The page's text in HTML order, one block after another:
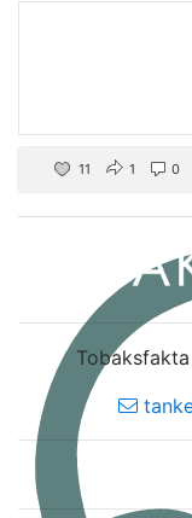
11 1 0